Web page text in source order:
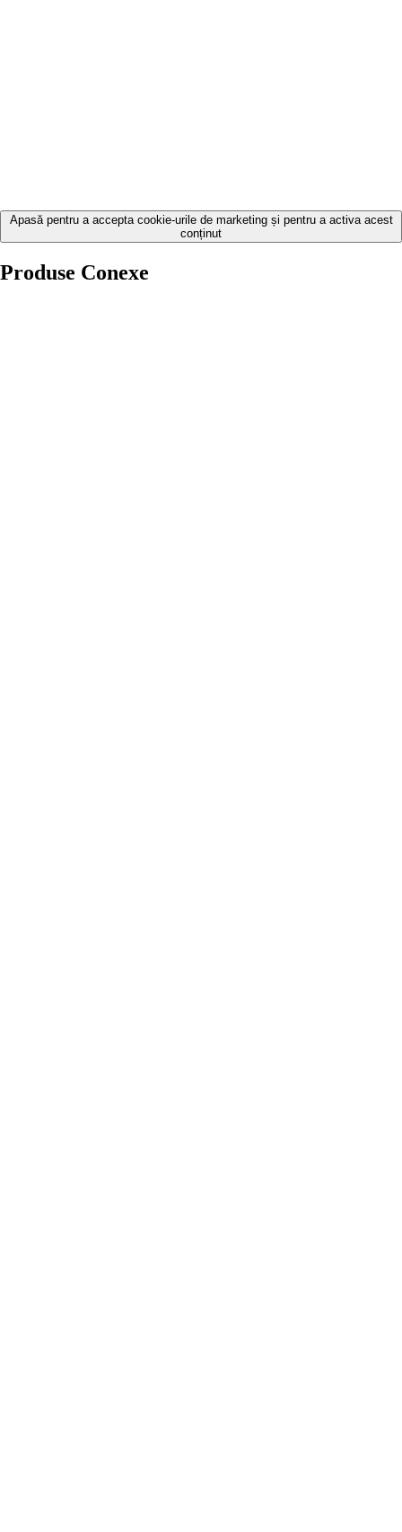
Apasă pentru a accepta cookie-urile de marketing și pentru a activa acest
conținut
Produse Conexe